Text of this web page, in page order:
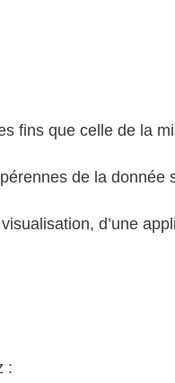
fins que celle de la
de la donnée
d’une
: